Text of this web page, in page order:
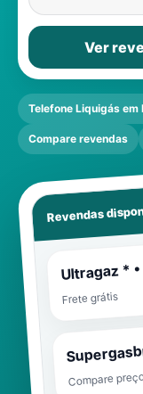
Ver
Telefone Liquigás em
Compare revendas
Revendas
Ultragaz *
Frete grátis
Compare